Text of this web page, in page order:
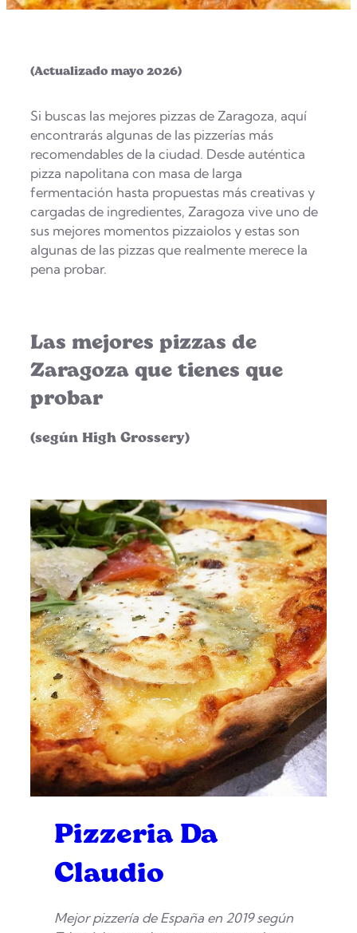
(Actualizado mayo 2026)
Si buscas las mejores pizzas de Zaragoza, aquí
encontrarás algunas de las pizzerías más
recomendables de la ciudad. Desde auténtica
pizza napolitana con masa de larga
fermentación hasta propuestas más creativas y
cargadas de ingredientes, Zaragoza vive uno de
sus mejores momentos pizzaiolos y estas son
algunas de las pizzas que realmente merece la
pena probar.
Las mejores pizzas de
Zaragoza que tienes que
probar
(según High Grossery)
Pizzeria Da
Claudio
Mejor pizzería de España en 2019 según